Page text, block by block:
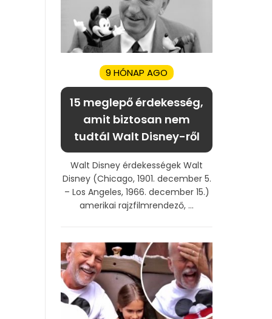
9 HÓNAP AGO
15 meglepő érdekesség,
amit biztosan nem
tudtál Walt Disney-ről
Walt Disney érdekességek Walt
Disney (Chicago, 1901. december 5.
– Los Angeles, 1966. december 15.)
amerikai rajzfilmrendező, ...